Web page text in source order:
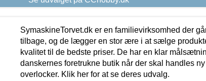
SymaskineTorvet.dk er en familievirksomhed der
tilbage, og de lægger en stor ære i at sælge
kvalitet til de bedste priser. De har en klar
danskernes foretrukne butik når der skal handles
overlocker. Klik her for at se deres udvalg.